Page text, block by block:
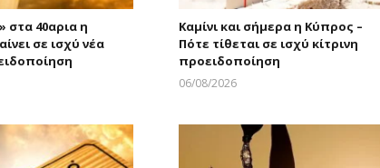
στα 40αρια η
σε ισχύ νέα
Καμίνι και σήμερα η Κύπρος –
Πότε τίθεται σε ισχύ κίτρινη
προειδοποίηση
06/08/2026